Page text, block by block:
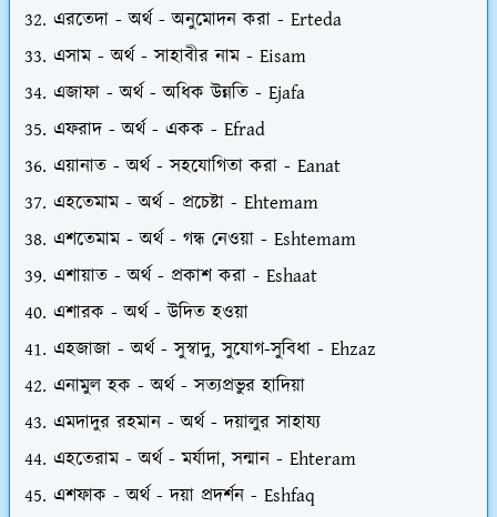
এরতেদা - অর্থ - অনুমোদন করা - Erteda
এসাম - অর্থ - সাহাবীর নাম - Eisam
এজাফা - অর্থ - অধিক উন্নতি - Ejafa
এফরাদ - অর্থ - একক - Efrad
এয়ানাত - অর্থ - সহযোগিতা করা - Eanat
এহতেমাম - অর্থ - প্রচেষ্টা - Ehtemam
এশতেমাম - অর্থ - গন্ধ নেওয়া - Eshtemam
এশায়াত - অর্থ - প্রকাশ করা - Eshaat
এশারক - অর্থ - উদিত হওয়া
এহজাজা - অর্থ - সুস্বাদু, সুযোগ-সুবিধা - Ehzaz
এনামুল হক - অর্থ - সত্যপ্রভুর হাদিয়া
এমদাদুর রহমান - অর্থ - দয়ালুর সাহায্য
এহতেরাম - অর্থ - মর্যাদা, সন্মান - Ehteram
এশফাক - অর্থ - দয়া প্রদর্শন - Eshfaq